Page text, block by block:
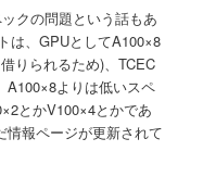
クの問題という話もあ
は、GPUとしてA100×8
りられるため)、TCEC
A100×8よりは低いスペ
とかV100×4とかであ
情報ページが更新されて